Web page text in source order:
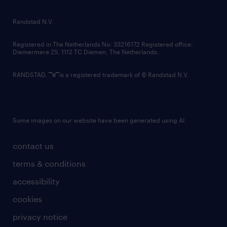
randstad innovation fund
country websites
contact us
terms & conditions
accessibility
cookies
privacy notice
Randstad N.V.
Registered in The Netherlands No: 33216172 Registered office:
Diemermere 25, 1112 TC Diemen, The Netherlands.
RANDSTAD, is a registered trademark of © Randstad N.V.
Some images on our website have been generated using AI.